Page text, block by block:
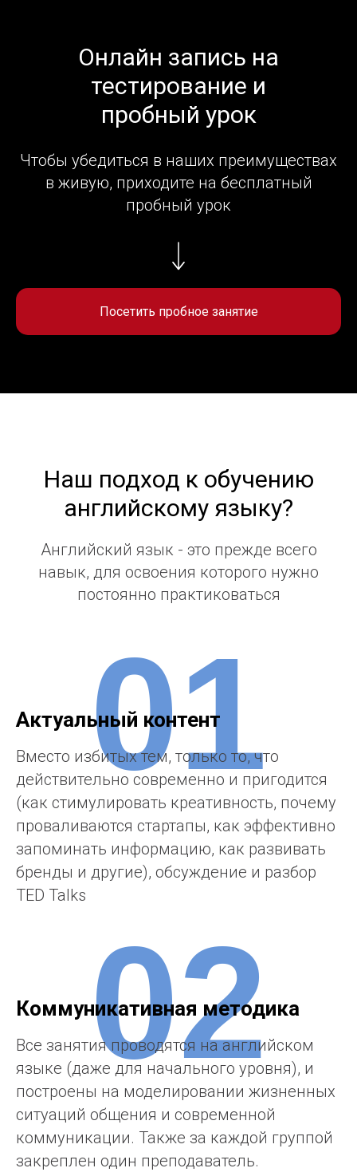
Онлайн запись на
тестирование и
пробный урок
Чтобы убедиться в наших преимуществах
в живую, приходите на бесплатный
пробный урок
Посетить пробное занятие
Наш подход к обучению
английскому языку?
Английский язык - это прежде всего
навык, для освоения которого нужно
постоянно практиковаться
Актуальный контент
Вместо избитых тем, только то, что
действительно современно и пригодится
(как стимулировать креативность, почему
проваливаются стартапы, как эффективно
запоминать информацию, как развивать
бренды и другие), обсуждение и разбор
TED Talks
01
Коммуникативная методика
Все занятия проводятся на английском
языке (даже для начального уровня), и
построены на моделировании жизненных
ситуаций общения и современной
коммуникации. Также за каждой группой
закреплен один преподаватель.
02